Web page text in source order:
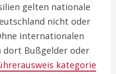
gelten nationale
nicht oder
internationalen
dort Bußgelder oder
kategorie